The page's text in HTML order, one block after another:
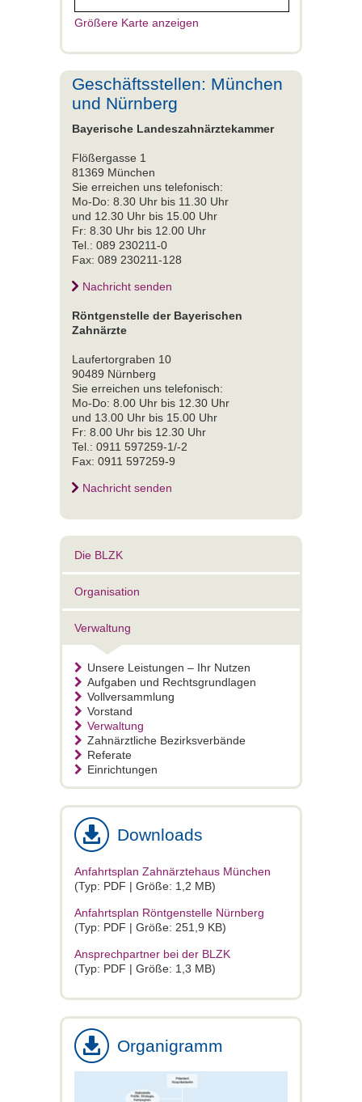
Größere Karte anzeigen
Geschäftsstellen: München
und Nürnberg
Bayerische Landeszahnärztekammer
Flößergasse 1
81369 München
Sie erreichen uns telefonisch:
Mo-Do: 8.30 Uhr bis 11.30 Uhr
und 12.30 Uhr bis 15.00 Uhr
Fr: 8.30 Uhr bis 12.00 Uhr
Tel.: 089 230211-0
Fax: 089 230211-128
Nachricht senden
Röntgenstelle der Bayerischen
Zahnärzte
Laufertorgraben 10
90489 Nürnberg
Sie erreichen uns telefonisch:
Mo-Do: 8.00 Uhr bis 12.30 Uhr
und 13.00 Uhr bis 15.00 Uhr
Fr: 8.00 Uhr bis 12.30 Uhr
Tel.: 0911 597259-1/-2
Fax: 0911 597259-9
Nachricht senden
Die BLZK
Organisation
Verwaltung
Unsere Leistungen – Ihr Nutzen
Aufgaben und Rechtsgrundlagen
Vollversammlung
Vorstand
Verwaltung
Zahnärztliche Bezirksverbände
Referate
Einrichtungen
Downloads
Anfahrtsplan Zahnärztehaus München
(Typ: PDF | Größe: 1,2 MB)
Anfahrtsplan Röntgenstelle Nürnberg
(Typ: PDF | Größe: 251,9 KB)
Ansprechpartner bei der BLZK
(Typ: PDF | Größe: 1,3 MB)
Organigramm